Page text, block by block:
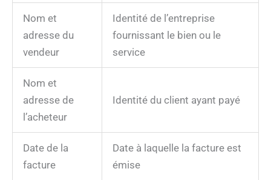
Nom et
adresse du
vendeur
Identité de l’entreprise
fournissant le bien ou le
service
Nom et
adresse de
l’acheteur
Identité du client ayant payé
Date de la
facture
Date à laquelle la facture est
émise